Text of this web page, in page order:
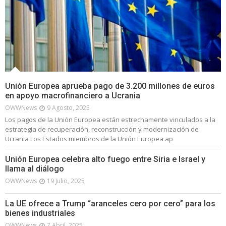
Unión Europea aprueba pago de 3.200 millones de euros
en apoyo macrofinanciero a Ucrania
OWWNews 9 Agosto, 2025
Los pagos de la Unión Europea están estrechamente vinculados a la
estrategia de recuperación, reconstrucción y modernización de
Ucrania Los Estados miembros de la Unión Europea ap
Unión Europea celebra alto fuego entre Siria e Israel y
llama al diálogo
OWWNews 19 Julio, 2025
La UE ofrece a Trump “aranceles cero por cero” para los
bienes industriales